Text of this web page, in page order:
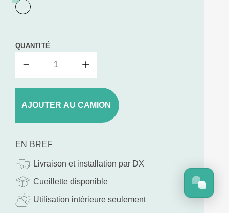
QUANTITÉ
AJOUTER AU CAMION
EN BREF
Livraison et installation par DX
Cueillette disponible
Utilisation intérieure seulement